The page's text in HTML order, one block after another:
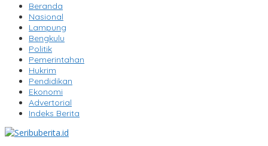
Beranda
Nasional
Lampung
Bengkulu
Politik
Pemerintahan
Hukrim
Pendidikan
Ekonomi
Advertorial
Indeks Berita